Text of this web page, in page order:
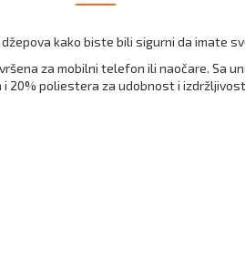
kako biste bili sigurni da imate
za mobilni telefon ili naočare. Sa
i 20% poliestera za udobnost i